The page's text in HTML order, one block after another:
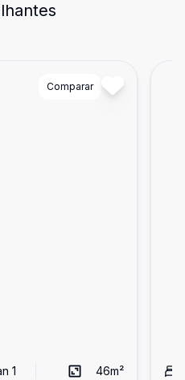
Comparar
1 46m²